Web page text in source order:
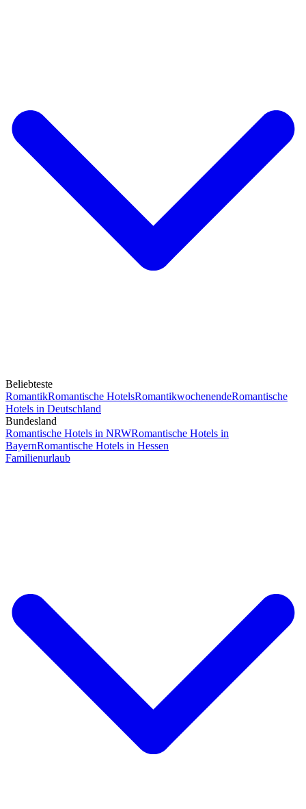
Beliebteste
RomantikRomantische HotelsRomantikwochenendeRomantische
Hotels in Deutschland
Bundesland
Romantische Hotels in NRWRomantische Hotels in
BayernRomantische Hotels in Hessen
Familienurlaub